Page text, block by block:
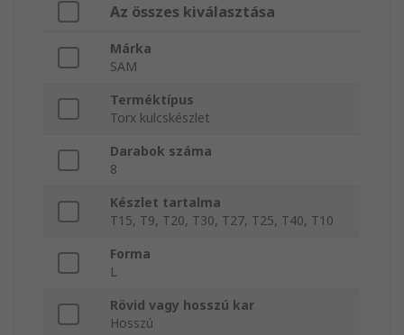
Az összes kiválasztása
Márka
SAM
Terméktípus
Torx kulcskészlet
Darabok száma
8
Készlet tartalma
T15, T9, T20, T30, T27, T25, T40, T10
Forma
L
Rövid vagy hosszú kar
Hosszú